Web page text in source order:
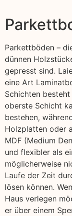
Parkettböden –
dünnen
gepresst sind.
eine Art
Schichten
oberste Schicht
bestehen,
Holzplatten oder
MDF (Medium
und flexibler als
möglicherweise
Laufe der Zeit
lösen können.
Haus verlegen
er über einem